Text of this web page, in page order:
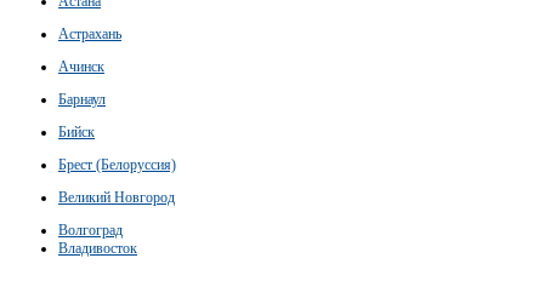
Астрахань
Ачинск
Барнаул
Бийск
Брест (Белоруссия)
Великий Новгород
Волгоград
Владивосток